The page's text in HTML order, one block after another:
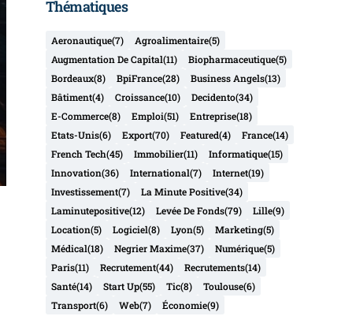
Thématiques
Aeronautique(7) Agroalimentaire(5)
Augmentation De Capital(11) Biopharmaceutique(5)
Bordeaux(8) BpiFrance(28) Business Angels(13)
Bâtiment(4) Croissance(10) Decidento(34)
E-Commerce(8) Emploi(51) Entreprise(18)
Etats-Unis(6) Export(70) Featured(4) France(14)
French Tech(45) Immobilier(11) Informatique(15)
Innovation(36) International(7) Internet(19)
Investissement(7) La Minute Positive(34)
Laminutepositive(12) Levée De Fonds(79) Lille(9)
Location(5) Logiciel(8) Lyon(5) Marketing(5)
Médical(18) Negrier Maxime(37) Numérique(5)
Paris(11) Recrutement(44) Recrutements(14)
Santé(14) Start Up(55) Tic(8) Toulouse(6)
Transport(6) Web(7) Économie(9)